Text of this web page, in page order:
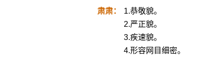
肃肃：
1.恭敬貌。
2.严正貌。
3.疾速貌。
4.形容网目细密。